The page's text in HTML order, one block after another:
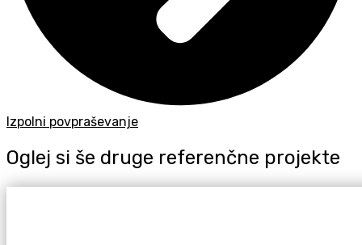
Izpolni povpraševanje
Oglej si še druge referenčne projekte